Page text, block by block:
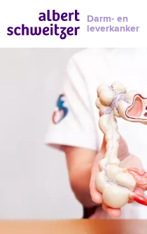
Darm- en
leverkanker
Naar